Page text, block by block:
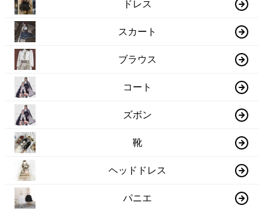
ドレス
スカート
ブラウス
コート
ズボン
靴
ヘッドドレス
パニエ